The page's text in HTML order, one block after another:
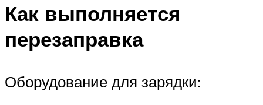
Как выполняется
перезаправка
Оборудование для зарядки: